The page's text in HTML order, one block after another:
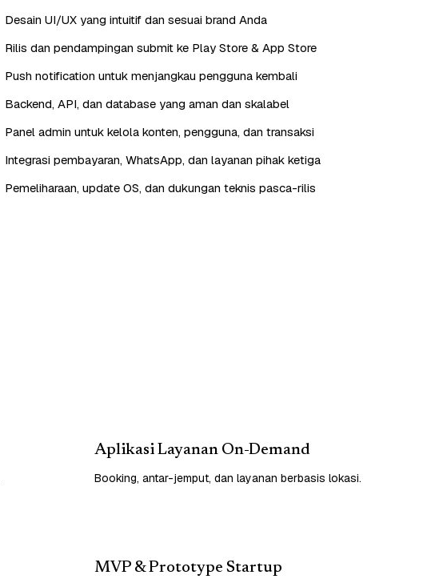
Desain UI/UX yang intuitif dan sesuai brand Anda
Rilis dan pendampingan submit ke Play Store & App Store
Push notification untuk menjangkau pengguna kembali
Backend, API, dan database yang aman dan skalabel
Panel admin untuk kelola konten, pengguna, dan transaksi
Integrasi pembayaran, WhatsApp, dan layanan pihak ketiga
Pemeliharaan, update OS, dan dukungan teknis pasca-rilis
Aplikasi Layanan On-Demand
Booking, antar-jemput, dan layanan berbasis lokasi.
MVP & Prototype Startup